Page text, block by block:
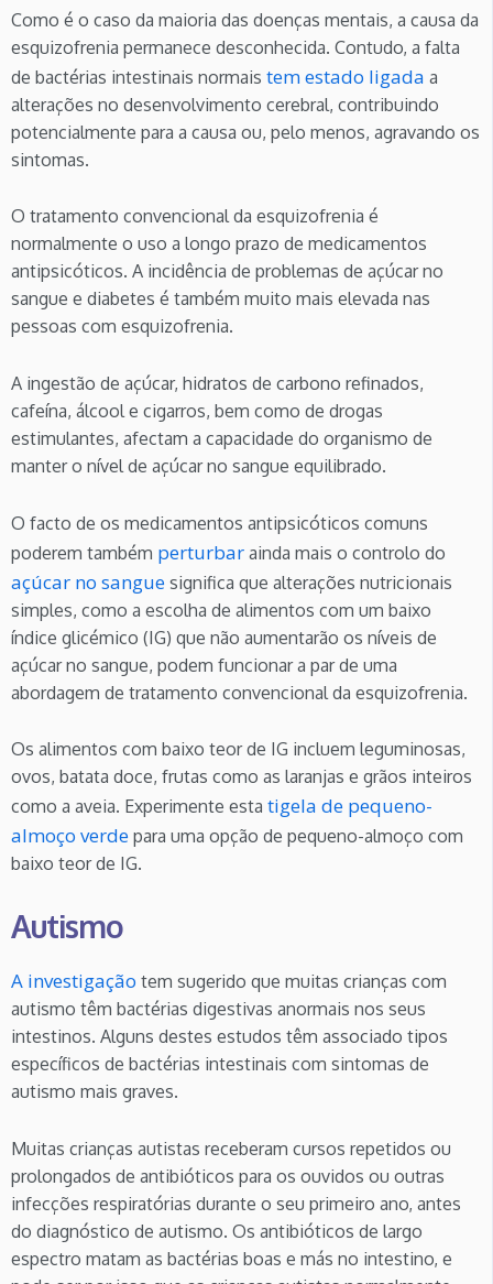
Como é o caso da maioria das doenças mentais, a causa da
esquizofrenia permanece desconhecida. Contudo, a falta
de bactérias intestinais normais tem estado ligada a
alterações no desenvolvimento cerebral, contribuindo
potencialmente para a causa ou, pelo menos, agravando os
sintomas.
O tratamento convencional da esquizofrenia é
normalmente o uso a longo prazo de medicamentos
antipsicóticos. A incidência de problemas de açúcar no
sangue e diabetes é também muito mais elevada nas
pessoas com esquizofrenia.
A ingestão de açúcar, hidratos de carbono refinados,
cafeína, álcool e cigarros, bem como de drogas
estimulantes, afectam a capacidade do organismo de
manter o nível de açúcar no sangue equilibrado.
O facto de os medicamentos antipsicóticos comuns
poderem também perturbar ainda mais o controlo do
açúcar no sangue significa que alterações nutricionais
simples, como a escolha de alimentos com um baixo
índice glicémico (IG) que não aumentarão os níveis de
açúcar no sangue, podem funcionar a par de uma
abordagem de tratamento convencional da esquizofrenia.
Os alimentos com baixo teor de IG incluem leguminosas,
ovos, batata doce, frutas como as laranjas e grãos inteiros
como a aveia. Experimente esta tigela de pequeno-
almoço verde para uma opção de pequeno-almoço com
baixo teor de IG.
Autismo
A investigação tem sugerido que muitas crianças com
autismo têm bactérias digestivas anormais nos seus
intestinos. Alguns destes estudos têm associado tipos
específicos de bactérias intestinais com sintomas de
autismo mais graves.
Muitas crianças autistas receberam cursos repetidos ou
prolongados de antibióticos para os ouvidos ou outras
infecções respiratórias durante o seu primeiro ano, antes
do diagnóstico de autismo. Os antibióticos de largo
espectro matam as bactérias boas e más no intestino, e